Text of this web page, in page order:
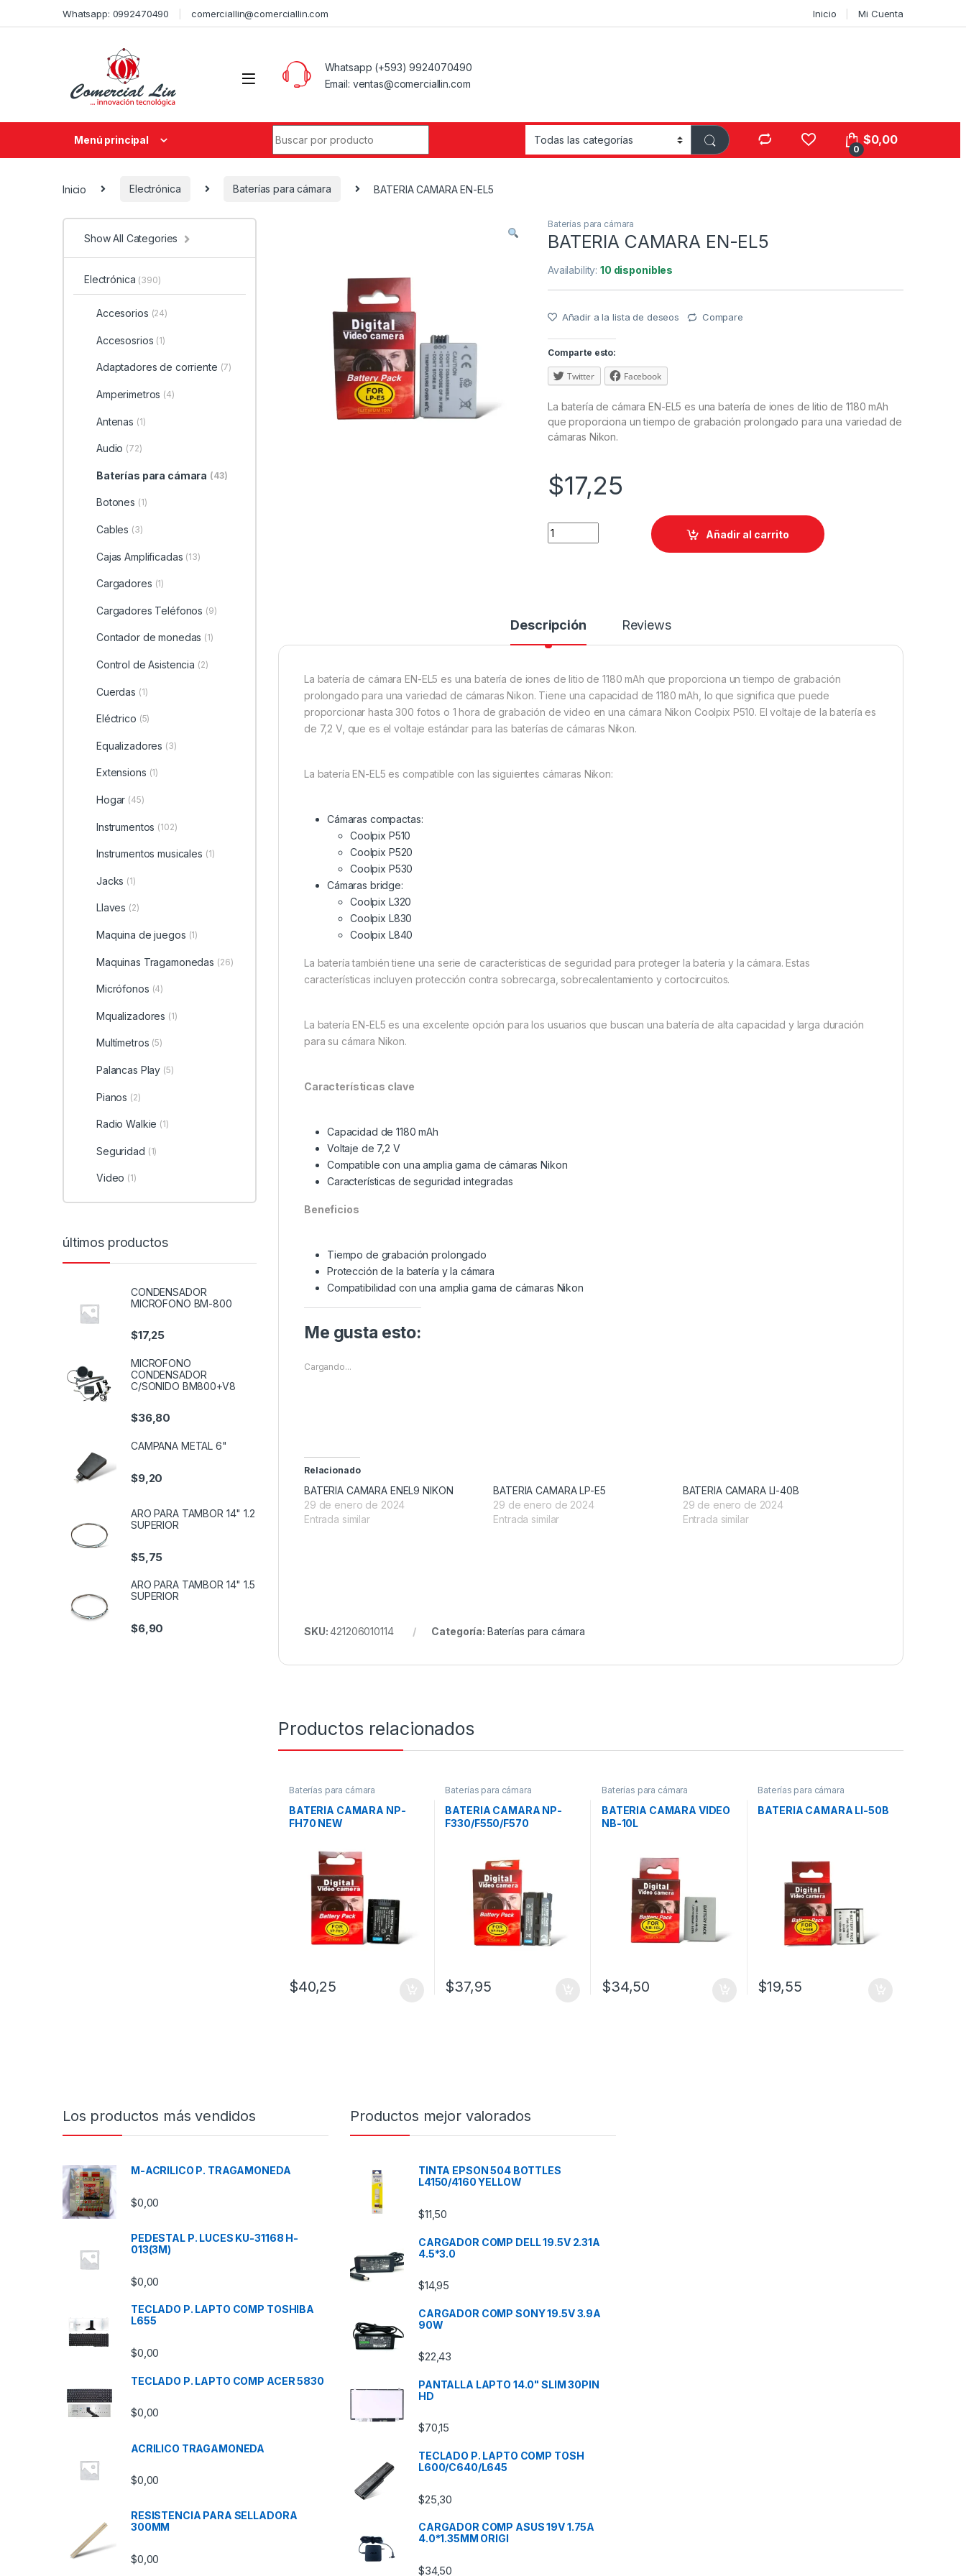
Whatsapp: 0992470490 comerciallin@comerciallin.com Inicio Mi Cuenta
Whatsapp (+593) 9924070490
Email: ventas@comerciallin.com
Menú principal
0
$0,00
Inicio Electrónica Baterías para cámara BATERIA CAMARA EN-EL5
Baterías para cámara
BATERIA CAMARA EN-EL5
Availability:10 disponibles
Añadir a la lista de deseos Compare
Comparte esto:
Twitter Facebook
La batería de cámara EN-EL5 es una batería de iones de litio de 1180 mAh
que proporciona un tiempo de grabación prolongado para una variedad de
cámaras Nikon.
$17,25
Añadir al carrito
Descripción Reviews
La batería de cámara EN-EL5 es una batería de iones de litio de 1180 mAh que proporciona un tiempo de grabación
prolongado para una variedad de cámaras Nikon. Tiene una capacidad de 1180 mAh, lo que significa que puede
proporcionar hasta 300 fotos o 1 hora de grabación de video en una cámara Nikon Coolpix P510. El voltaje de la batería es
de 7,2 V, que es el voltaje estándar para las baterías de cámaras Nikon.
La batería EN-EL5 es compatible con las siguientes cámaras Nikon:
Cámaras compactas:
Coolpix P510
Coolpix P520
Coolpix P530
Cámaras bridge:
Coolpix L320
Coolpix L830
Coolpix L840
La batería también tiene una serie de características de seguridad para proteger la batería y la cámara. Estas
características incluyen protección contra sobrecarga, sobrecalentamiento y cortocircuitos.
La batería EN-EL5 es una excelente opción para los usuarios que buscan una batería de alta capacidad y larga duración
para su cámara Nikon.
Características clave
Capacidad de 1180 mAh
Voltaje de 7,2 V
Compatible con una amplia gama de cámaras Nikon
Características de seguridad integradas
Beneficios
Tiempo de grabación prolongado
Protección de la batería y la cámara
Compatibilidad con una amplia gama de cámaras Nikon
Me gusta esto:
Cargando...
Relacionado
BATERIA CAMARA ENEL9 NIKON
29 de enero de 2024
Entrada similar
BATERIA CAMARA LP-E5
29 de enero de 2024
Entrada similar
BATERIA CAMARA LI-40B
29 de enero de 2024
Entrada similar
SKU:421206010114 Categoría: Baterías para cámara
Productos relacionados
Baterías para cámara
BATERIA CAMARA NP-
FH70 NEW
$40,25
Baterías para cámara
BATERIA CAMARA NP-
F330/F550/F570
$37,95
Baterías para cámara
BATERIA CAMARA VIDEO
NB-10L
$34,50
Baterías para cámara
BATERIA CAMARA LI-50B
$19,55
Show All Categories
Electrónica (390)
Accesorios (24)
Accesosrios (1)
Adaptadores de corriente (7)
Amperimetros (4)
Antenas (1)
Audio (72)
Baterías para cámara (43)
Botones (1)
Cables (3)
Cajas Amplificadas (13)
Cargadores (1)
Cargadores Teléfonos (9)
Contador de monedas (1)
Control de Asistencia (2)
Cuerdas (1)
Eléctrico (5)
Equalizadores (3)
Extensions (1)
Hogar (45)
Instrumentos (102)
Instrumentos musicales (1)
Jacks (1)
Llaves (2)
Maquina de juegos (1)
Maquinas Tragamonedas (26)
Micrófonos (4)
Mqualizadores (1)
Multímetros (5)
Palancas Play (5)
Pianos (2)
Radio Walkie (1)
Seguridad (1)
Video (1)
últimos productos
CONDENSADOR
MICROFONO BM-800
$17,25
MICROFONO
CONDENSADOR
C/SONIDO BM800+V8
$36,80
CAMPANA METAL 6"
$9,20
ARO PARA TAMBOR 14" 1.2
SUPERIOR
$5,75
ARO PARA TAMBOR 14" 1.5
SUPERIOR
$6,90
Los productos más vendidos
M-ACRILICO P. TRAGAMONEDA
$0,00
PEDESTAL P. LUCES KU-31168 H-
013(3M)
$0,00
TECLADO P. LAPTO COMP TOSHIBA
L655
$0,00
TECLADO P. LAPTO COMP ACER 5830
$0,00
ACRILICO TRAGAMONEDA
$0,00
RESISTENCIA PARA SELLADORA
300MM
$0,00
Productos mejor valorados
TINTA EPSON 504 BOTTLES
L4150/4160 YELLOW
$11,50
CARGADOR COMP DELL 19.5V 2.31A
4.5*3.0
$14,95
CARGADOR COMP SONY 19.5V 3.9A
90W
$22,43
PANTALLA LAPTO 14.0" SLIM 30PIN
HD
$70,15
TECLADO P. LAPTO COMP TOSH
L600/C640/L645
$25,30
CARGADOR COMP ASUS 19V 1.75A
4.0*1.35MM ORIGI
$34,50